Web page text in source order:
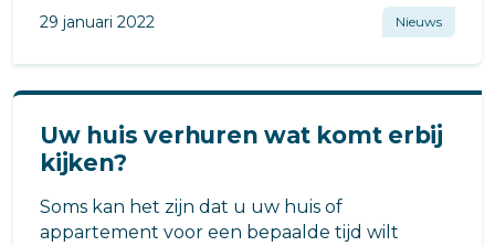
verhuren bent. Dus lees snel verder.
29 januari 2022 Nieuws
Uw huis verhuren wat komt erbij
kijken?
Soms kan het zijn dat u uw huis of
appartement voor een bepaalde tijd wilt